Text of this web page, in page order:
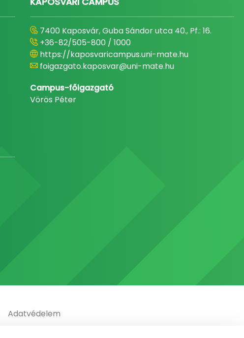
7400 Kaposvár, Guba Sándor utca 40., Pf.: 16.
+36-82/505-800 / 1000
https://kaposvaricampus.uni-mate.hu
foigazgato.kaposvar@uni-mate.hu
Campus-főigazgató
Vörös Péter
Adatvédelem